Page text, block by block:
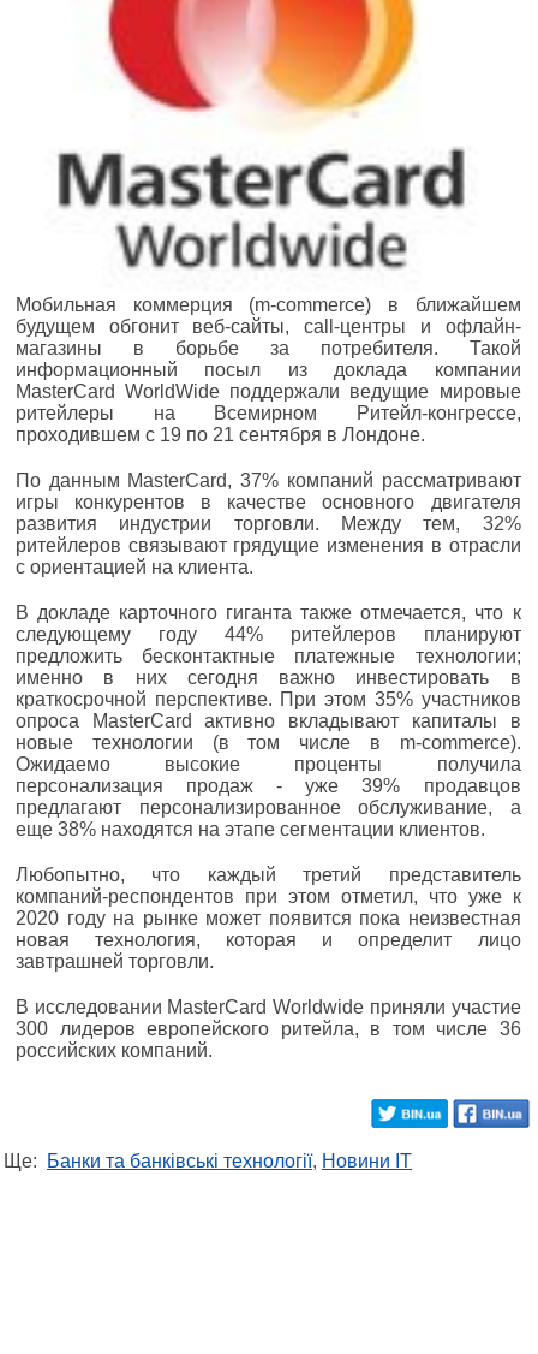
Мобильная коммерция (m-commerce) в ближайшем
будущем обгонит веб-сайты, call-центры и офлайн-
магазины в борьбе за потребителя. Такой
информационный посыл из доклада компании
MasterCard WorldWide поддержали ведущие мировые
ритейлеры на Всемирном Ритейл-конгрессе,
проходившем с 19 по 21 сентября в Лондоне.
По данным MasterCard, 37% компаний рассматривают
игры конкурентов в качестве основного двигателя
развития индустрии торговли. Между тем, 32%
ритейлеров связывают грядущие изменения в отрасли
с ориентацией на клиента.
В докладе карточного гиганта также отмечается, что к
следующему году 44% ритейлеров планируют
предложить бесконтактные платежные технологии;
именно в них сегодня важно инвестировать в
краткосрочной перспективе. При этом 35% участников
опроса MasterCard активно вкладывают капиталы в
новые технологии (в том числе в m-commerce).
Ожидаемо высокие проценты получила
персонализация продаж - уже 39% продавцов
предлагают персонализированное обслуживание, а
еще 38% находятся на этапе сегментации клиентов.
Любопытно, что каждый третий представитель
компаний-респондентов при этом отметил, что уже к
2020 году на рынке может появится пока неизвестная
новая технология, которая и определит лицо
завтрашней торговли.
В исследовании MasterCard Worldwide приняли участие
300 лидеров европейского ритейла, в том числе 36
российских компаний.
Ще: Банки та банківські технології, Новини IT